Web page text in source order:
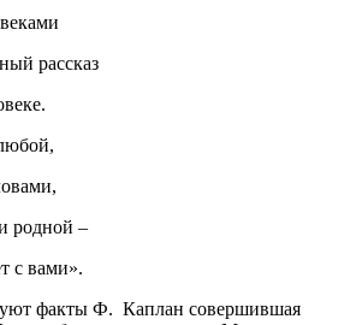
рассказ
родной –
с вами».
факты Ф. Каплан совершившая